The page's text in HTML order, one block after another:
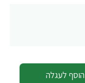
הוסף לעגלה